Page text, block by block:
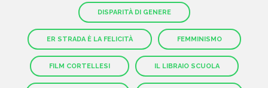
DISPARITÀ DI GENERE
ER STRADA È LA FELICITÀ FEMMINISMO
FILM CORTELLESI IL LIBRAIO SCUOLA